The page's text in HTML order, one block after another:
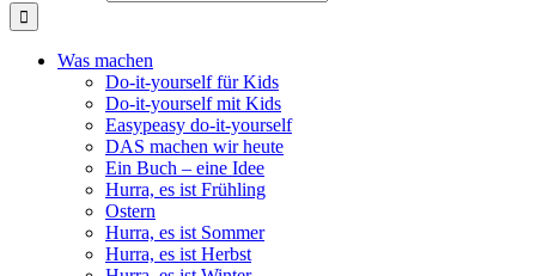
Was machen
Do-it-yourself für Kids
Do-it-yourself mit Kids
Easypeasy do-it-yourself
DAS machen wir heute
Ein Buch – eine Idee
Hurra, es ist Frühling
Ostern
Hurra, es ist Sommer
Hurra, es ist Herbst